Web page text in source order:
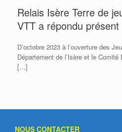
Relais Isère Terre de
VTT a répondu présent
D’octobre 2023 à l’ouverture des
Département de l’Isère et le
[…]
NOUS CONTACTER